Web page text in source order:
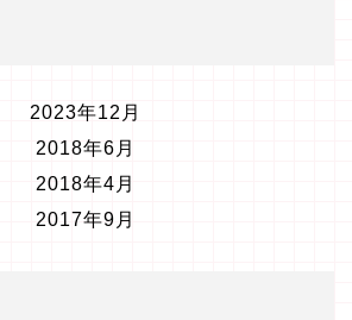
2023年12月
2018年6月
2018年4月
2017年9月